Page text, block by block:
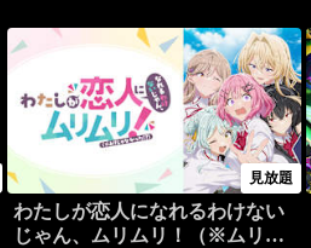
見放題
わたしが恋人になれるわけない
じゃん、ムリムリ！（※ムリじ